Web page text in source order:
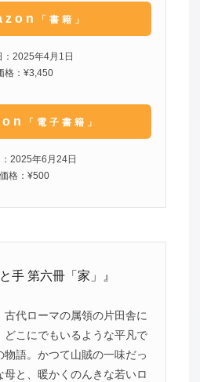
「書籍」
：2025年4月1日
格：¥3,450
「電子書籍」
2025年6月24日
価格：¥500
手 第六冊「家」』
古代ローマの属領の片田舎に
どこにでもいるような平凡で
語。かつて山賊の一味だっ
母と、暖かくのんきな若いロ